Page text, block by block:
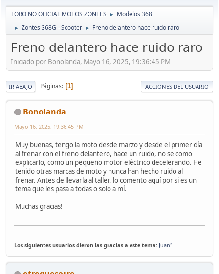
FORO NO OFICIAL MOTOS ZONTES ► Modelos 368
► Zontes 368G - Scooter ► Freno delantero hace ruido raro
Freno delantero hace ruido raro
Iniciado por Bonolanda, Mayo 16, 2025, 19:36:45 PM
IR ABAJO Páginas 1 ACCIONES DEL USUARIO
Bonolanda
Mayo 16, 2025, 19:36:45 PM
Muy buenas, tengo la moto desde marzo y desde el primer día
al frenar con el freno delantero, hace un ruido, no se como
explicarlo, como un pequeño motor eléctrico decelerando. He
tenido otras marcas de moto y nunca han hecho ruido al
frenar. Antes de llevarla al taller, lo comento aquí por si es un
tema que les pasa a todas o solo a mí.
Muchas gracias!
Los siguientes usuarios dieron las gracias a este tema: Juan²